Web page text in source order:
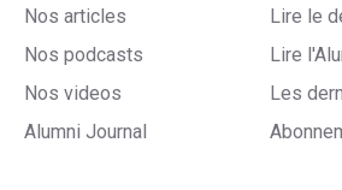
Nos articles
Nos podcasts
Nos videos
Alumni Journal
Lire le
Lire
Les